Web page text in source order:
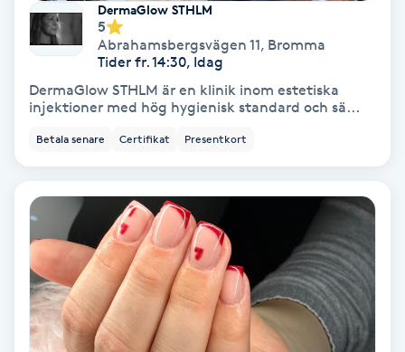
Fransk manikyr
Fransrengöring
Friskvårdsmassage
Frisör
Funktionsanalys
DermaGlow STHLM
5
Abrahamsbergsvägen 11, Bromma
Tider fr. 14:30, Idag
DermaGlow STHLM är en klinik inom estetiska
injektioner med hög hygienisk standard och sä...
Betala senare Certifikat Presentkort